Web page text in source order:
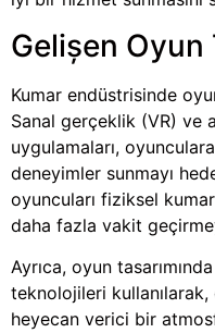
Gelişen
Kumar endüstrisinde
Sanal gerçeklik (VR) ve
uygulamaları,
deneyimler sunmayı
oyuncuları fiziksel
daha fazla vakit
Ayrıca, oyun
teknolojileri
heyecan verici bir